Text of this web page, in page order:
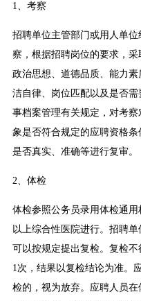
1、考察
招聘单位主管部门或用人单
察，根据招聘岗位的要求，
政治思想、道德品质、能力
洁自律、岗位匹配以及是否
事档案管理有关规定，对考
象是否符合规定的应聘资格
是否真实、准确等进行复审。
2、体检
体检参照公务员录用体检通
以上综合性医院进行。招聘
可以按规定提出复检。复检
1次，结果以复检结论为准。
检的，视为放弃。应聘人员